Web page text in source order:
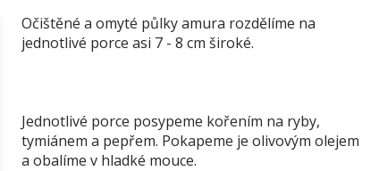
Očištěné a omyté půlky amura rozdělíme na
jednotlivé porce asi 7 - 8 cm široké.
Jednotlivé porce posypeme kořením na ryby,
tymiánem a pepřem. Pokapeme je olivovým olejem
a obalíme v hladké mouce.